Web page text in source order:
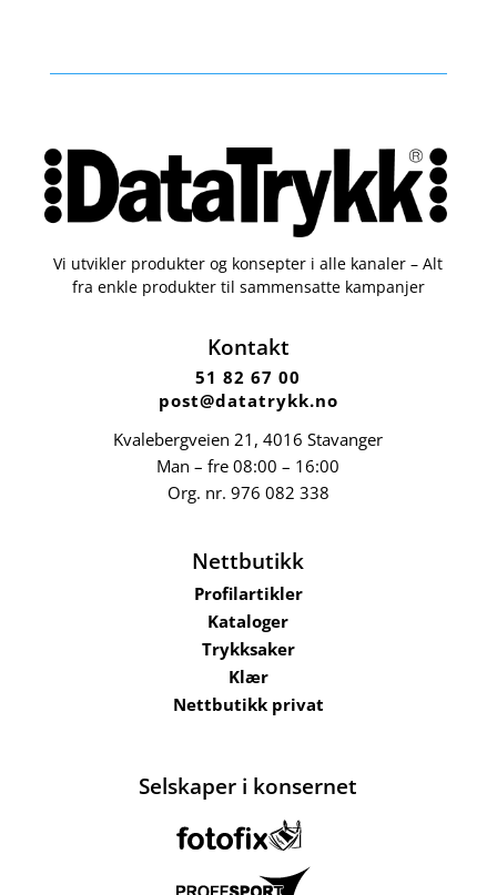
Vi utvikler produkter og konsepter i alle kanaler – Alt
fra enkle produkter til sammensatte kampanjer
Kontakt
51 82 67 00
post@datatrykk.no
Kvalebergveien 21 , 4016 Stavanger
Man – fre 08:00 – 16:00
Org. nr. 976 082 338
Nettbutikk
Profilartikler
Kataloger
Trykksaker
Klær
Nettbutikk privat
Selskaper i konsernet